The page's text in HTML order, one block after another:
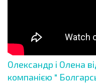
Олександр і Олена
компанією "